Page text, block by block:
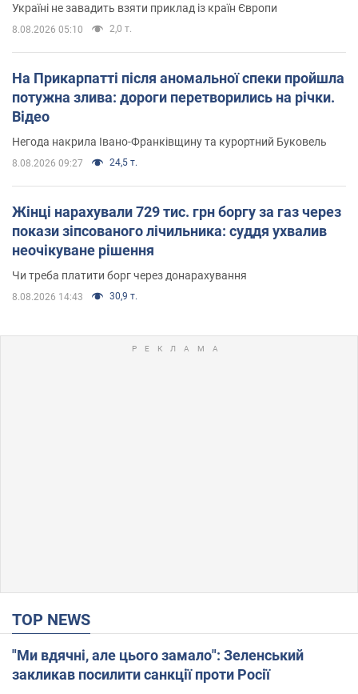
Україні не завадить взяти приклад із країн Європи
8.08.2026 05:10 2,0 т.
На Прикарпатті після аномальної спеки пройшла
потужна злива: дороги перетворились на річки.
Відео
Негода накрила Івано-Франківщину та курортний Буковель
8.08.2026 09:27 24,5 т.
Жінці нарахували 729 тис. грн боргу за газ через
покази зіпсованого лічильника: суддя ухвалив
неочікуване рішення
Чи треба платити борг через донарахування
8.08.2026 14:43 30,9 т.
TOP NEWS
"Ми вдячні, але цього замало": Зеленський
закликав посилити санкції проти Росії